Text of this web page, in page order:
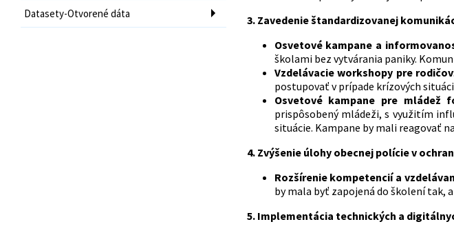
Datasety-Otvorené dáta
3. Zavedenie štandardizovanej
Osvetové kampane a
školami bez vytvárania paniky.
Vzdelávacie workshopy pre rodičov
postupovať v prípade krízových
Osvetové kampane pre mládež
prispôsobený mládeži, s využitím
situácie. Kampane by mali reagovať
4. Zvýšenie úlohy obecnej polície v
Rozšírenie kompetencií a
by mala byť zapojená do školení tak,
5. Implementácia technických a